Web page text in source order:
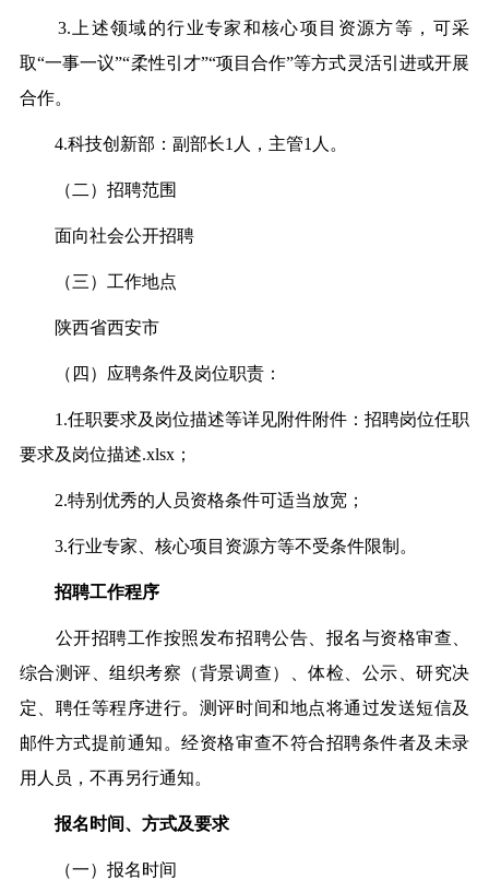
3.上述领域的行业专家和核心项目资源方等，可采
取“一事一议”“柔性引才”“项目合作”等方式灵活引进或开展
合作。
4.科技创新部：副部长1人，主管1人。
（二）招聘范围
面向社会公开招聘
（三）工作地点
陕西省西安市
（四）应聘条件及岗位职责：
1.任职要求及岗位描述等详见附件附件：招聘岗位任职
要求及岗位描述.xlsx；
2.特别优秀的人员资格条件可适当放宽；
3.行业专家、核心项目资源方等不受条件限制。
招聘工作程序
公开招聘工作按照发布招聘公告、报名与资格审查、
综合测评、组织考察（背景调查）、体检、公示、研究决
定、聘任等程序进行。测评时间和地点将通过发送短信及
邮件方式提前通知。经资格审查不符合招聘条件者及未录
用人员，不再另行通知。
报名时间、方式及要求
（一）报名时间